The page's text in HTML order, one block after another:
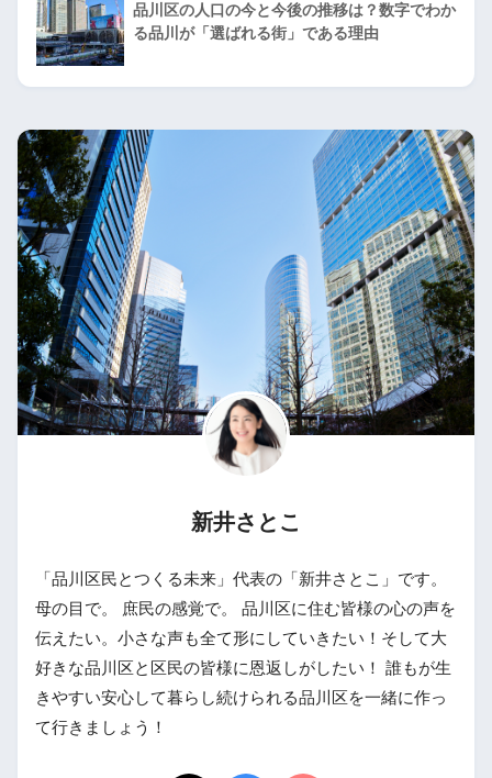
品川区の人口の今と今後の推移は？数字でわか
る品川が「選ばれる街」である理由
新井さとこ
「品川区民とつくる未来」代表の「新井さとこ」です。
母の目で。 庶民の感覚で。 品川区に住む皆様の心の声を
伝えたい。小さな声も全て形にしていきたい！そして大
好きな品川区と区民の皆様に恩返しがしたい！ 誰もが生
きやすい安心して暮らし続けられる品川区を一緒に作っ
て行きましょう！